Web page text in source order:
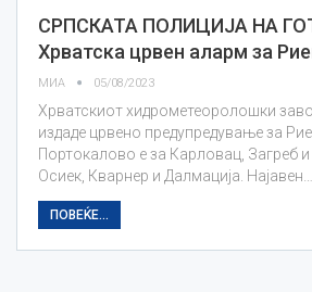
СРПСКАТА ПОЛИЦИЈА НА
Хрватска црвен аларм за
МИА 05/08/2023
Хрватскиот хидрометеоролошки
издаде црвено предупредување за
Портокалово е за Карловац, Загреб
Осиек, Кварнер и Далмација. Најавен…
ПОВЕЌЕ...